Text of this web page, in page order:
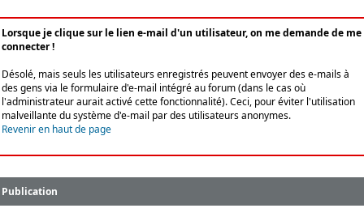
Lorsque je clique sur le lien e-mail d'un utilisateur, on me demande de me
connecter !
Désolé, mais seuls les utilisateurs enregistrés peuvent envoyer des e-mails à
des gens via le formulaire d'e-mail intégré au forum (dans le cas où
l'administrateur aurait activé cette fonctionnalité). Ceci, pour éviter l'utilisation
malveillante du système d'e-mail par des utilisateurs anonymes.
Revenir en haut de page
Publication